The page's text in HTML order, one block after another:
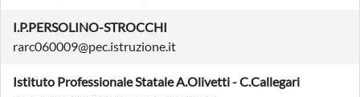
I.P.PERSOLINO-STROCCHI
rarc060009@pec.istruzione.it
Istituto Professionale Statale A.Olivetti - C.Callegari